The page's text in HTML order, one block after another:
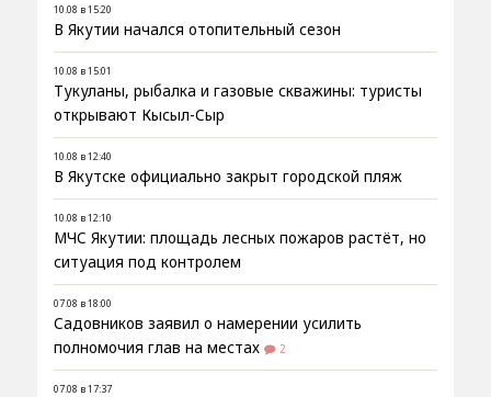
10.08 в 15:20
В Якутии начался отопительный сезон
10.08 в 15:01
Тукуланы, рыбалка и газовые скважины: туристы
открывают Кысыл-Сыр
10.08 в 12:40
В Якутске официально закрыт городской пляж
10.08 в 12:10
МЧС Якутии: площадь лесных пожаров растёт, но
ситуация под контролем
07.08 в 18:00
Садовников заявил о намерении усилить
полномочия глав на местах
2
07.08 в 17:37